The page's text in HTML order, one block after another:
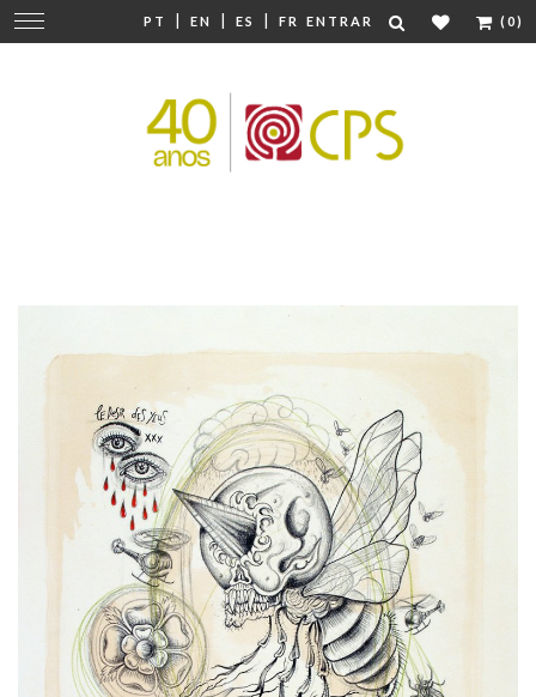
PT | EN | ES | FR ENTRAR (0)
Mudar
navegação